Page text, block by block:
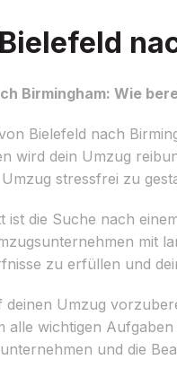
Birmingham: Wie
Bielefeld nach
wird dein Umzug
stressfrei zu
ist die Suche nach
mit
zu erfüllen und
deinen Umzug
alle wichtigen
und die